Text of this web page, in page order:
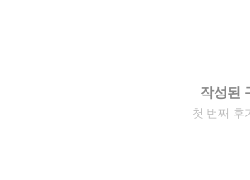
작성된
첫 번째 후